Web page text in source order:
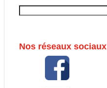
Nos réseaux sociaux